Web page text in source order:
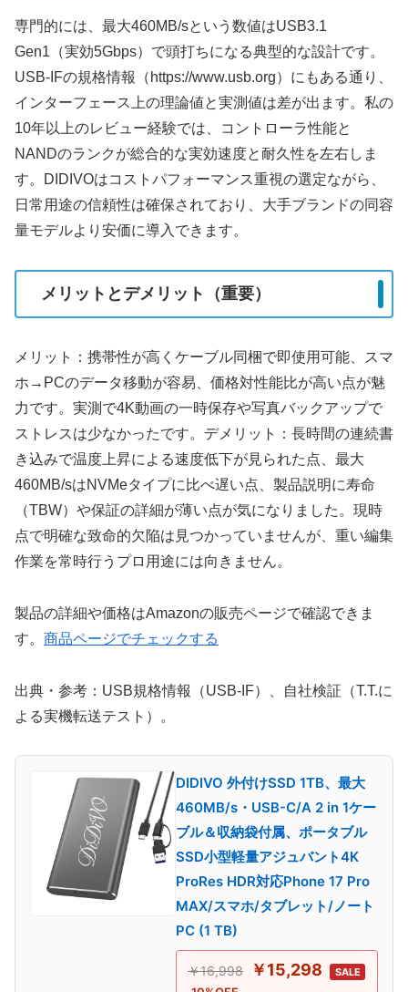
専門的には、最大460MB/sという数値はUSB3.1
Gen1（実効5Gbps）で頭打ちになる典型的な設計です。
USB-IFの規格情報（https://www.usb.org）にもある通り、
インターフェース上の理論値と実測値は差が出ます。私の
10年以上のレビュー経験では、コントローラ性能と
NANDのランクが総合的な実効速度と耐久性を左右しま
す。DIDIVOはコストパフォーマンス重視の選定ながら、
日常用途の信頼性は確保されており、大手ブランドの同容
量モデルより安価に導入できます。
メリットとデメリット（重要）
メリット：携帯性が高くケーブル同梱で即使用可能、スマ
ホ→PCのデータ移動が容易、価格対性能比が高い点が魅
力です。実測で4K動画の一時保存や写真バックアップで
ストレスは少なかったです。デメリット：長時間の連続書
き込みで温度上昇による速度低下が見られた点、最大
460MB/sはNVMeタイプに比べ遅い点、製品説明に寿命
（TBW）や保証の詳細が薄い点が気になりました。現時
点で明確な致命的欠陥は見つかっていませんが、重い編集
作業を常時行うプロ用途には向きません。
製品の詳細や価格はAmazonの販売ページで確認できま
す。 商品ページでチェックする
出典・参考：USB規格情報（USB-IF）、自社検証（T.T.に
よる実機転送テスト）。
DIDIVO 外付けSSD 1TB、最大
460MB/s・USB-C/A 2 in 1ケー
ブル＆収納袋付属、ポータブル
SSD小型軽量アジュバント4K
ProRes HDR対応Phone 17 Pro
MAX/スマホ/タブレット/ノート
PC (1 TB)
￥16,998 ￥15,298 SALE